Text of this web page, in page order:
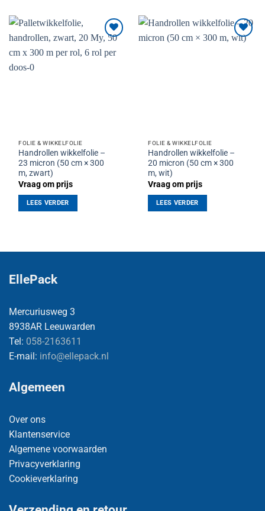
Toevoegen
aan
FOLIE & WIKKELFOLIE
Handrollen wikkelfolie –
23 micron (50 cm × 300
m, zwart)
Vraag om prijs
LEES VERDER
Toevoegen
FOLIE & WIKKELFOLIE
Handrollen wikkelfolie –
20 micron (50 cm × 300
m, wit)
Vraag om prijs
LEES VERDER
EllePack
Mercuriusweg 3
8938AR Leeuwarden
Tel: 058-2163611
E-mail: info@ellepack.nl
Algemeen
Over ons
Klantenservice
Algemene voorwaarden
Privacyverklaring
Cookieverklaring